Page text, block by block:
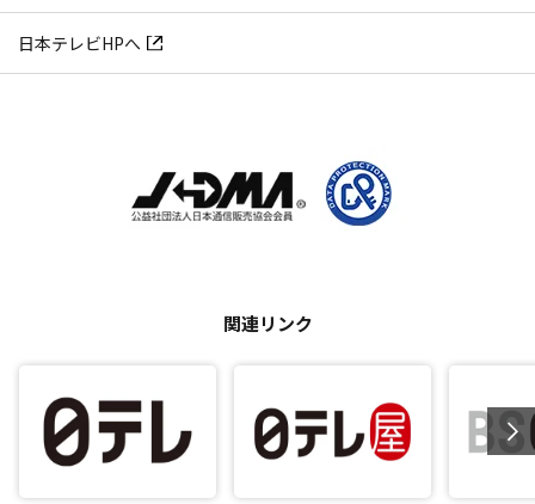
日本テレビHPへ
関連リンク